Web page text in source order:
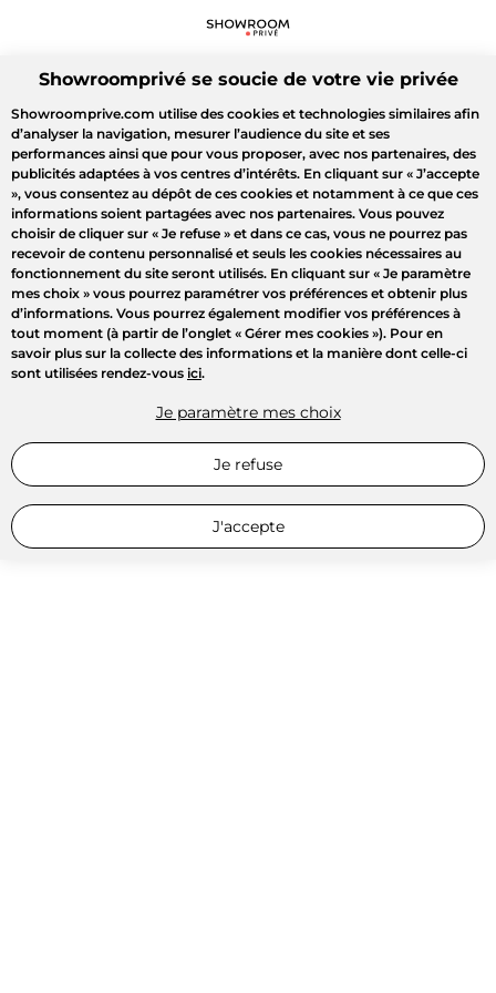
Showroomprivé se soucie de votre vie privée
Showroomprive.com utilise des cookies et technologies similaires afin
d’analyser la navigation, mesurer l’audience du site et ses
performances ainsi que pour vous proposer, avec nos partenaires, des
publicités adaptées à vos centres d’intérêts. En cliquant sur « J’accepte
», vous consentez au dépôt de ces cookies et notamment à ce que ces
informations soient partagées avec nos partenaires. Vous pouvez
choisir de cliquer sur « Je refuse » et dans ce cas, vous ne pourrez pas
recevoir de contenu personnalisé et seuls les cookies nécessaires au
fonctionnement du site seront utilisés. En cliquant sur « Je paramètre
mes choix » vous pourrez paramétrer vos préférences et obtenir plus
d’informations. Vous pourrez également modifier vos préférences à
tout moment (à partir de l’onglet « Gérer mes cookies »). Pour en
savoir plus sur la collecte des informations et la manière dont celle-ci
sont utilisées rendez-vous ici.
Je paramètre mes choix
Je refuse
J'accepte